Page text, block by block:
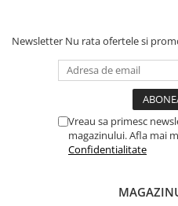
Newsletter Nu rata ofertele si
Vreau sa primesc
magazinului. Afla mai
Confidentialitate